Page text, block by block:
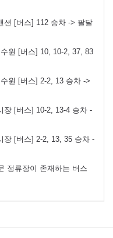
션 [버스] 112 승차 -> 팔달
원 [버스] 10, 10-2, 37, 83
원 [버스] 2-2, 13 승차 ->
장 [버스] 10-2, 13-4 승차 -
장 [버스] 2-2, 13, 35 승차 -
정류장이 존재하는 버스